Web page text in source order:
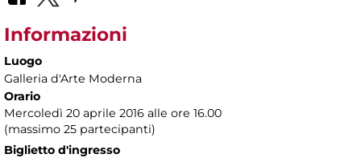
Informazioni
Luogo
Galleria d'Arte Moderna
Orario
Mercoledì 20 aprile 2016 alle ore 16.00
(massimo 25 partecipanti)
Biglietto d'ingresso